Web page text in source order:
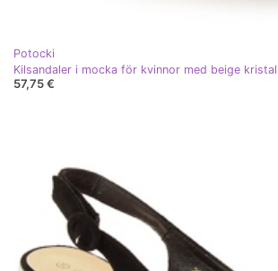
Potocki
Kilsandaler i mocka för kvinnor med beige
57,75 €